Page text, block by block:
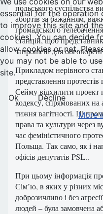
польського суспільства
абортів за бажанням,
громадського
станцій, щоб
запрошені для
Прикладом нерівного
представлення
Сейму відхилити проект
кодексу, спрямованих
тижня вагітності. Ці
права та культури через
час феміністичного
Польща. Так само, як і
офісів депутатів PSL..
При цьому інформація
Сім’ю, в яких у різних
доброзичливо і без
людей – була замовчена
essential for the operation
to improve this site and
cookies). You can decide
allow cookies or not.
you may not be able to
site.
Ok
Decline
More